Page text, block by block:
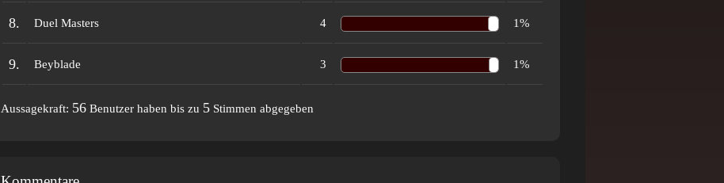
8. Duel Masters 4 1%
9. Beyblade 3 1%
Aussagekraft: 56 Benutzer haben bis zu 5 Stimmen abgegeben